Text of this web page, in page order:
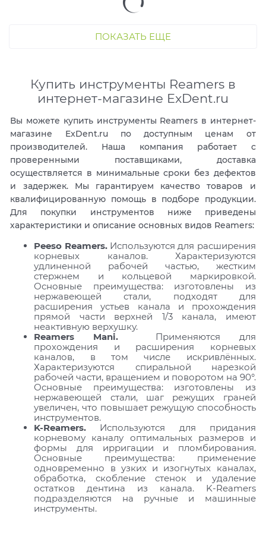
ПОКАЗАТЬ ЕЩЕ
Купить инструменты Reamers в
интернет-магазине ExDent.ru
Вы можете купить инструменты Reamers в интернет-
магазине ExDent.ru по доступным ценам от
производителей. Наша компания работает с
проверенными поставщиками, доставка
осуществляется в минимальные сроки без дефектов
и задержек. Мы гарантируем качество товаров и
квалифицированную помощь в подборе продукции.
Для покупки инструментов ниже приведены
характеристики и описание основных видов Reamers:
Peeso Reamers.Используются для расширения
корневых каналов. Характеризуются
удлиненной рабочей частью, жестким
стержнем и кольцевой маркировкой.
Основные преимущества: изготовлены из
нержавеющей стали, подходят для
расширения устьев канала и прохождения
прямой части верхней 1/3 канала, имеют
неактивную верхушку.
Reamers Mani.Применяются для
прохождения и расширения корневых
каналов, в том числе искривлённых.
Характеризуются спиральной нарезкой
рабочей части, вращением и поворотом на 90°.
Основные преимущества: изготовлены из
нержавеющей стали, шаг режущих граней
увеличен, что повышает режущую способность
инструментов.
K-Reamers. Используются для придания
корневому каналу оптимальных размеров и
формы для ирригации и пломбирования.
Основные преимущества: применение
одновременно в узких и изогнутых каналах,
обработка, скобление стенок и удаление
остатков дентина из канала. K-Reamers
подразделяются на ручные и машинные
инструменты.